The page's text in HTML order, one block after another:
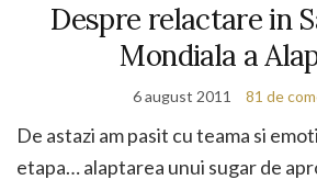
Despre relactare in
Mondiala a
6 august 2011 81 de
De astazi am pasit cu teama si
etapa… alaptarea unui sugar de